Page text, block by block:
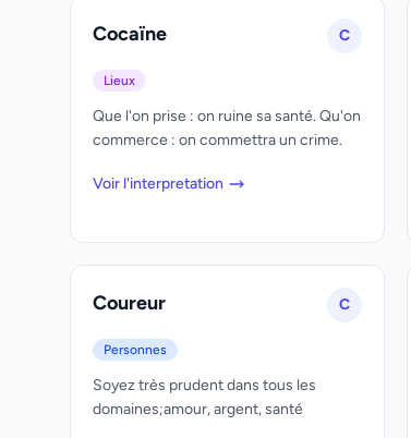
Cocaïne C
Lieux
Que l'on prise : on ruine sa santé. Qu'on
commerce : on commettra un crime.
Voir l'interpretation
Coureur C
Personnes
Soyez très prudent dans tous les
domaines;amour, argent, santé